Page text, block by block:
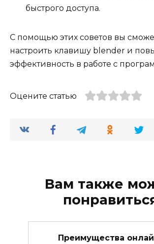
быстрого доступа.
С помощью этих советов вы
настроить клавишу blender и
эффективность в работе с
Оцените статью
Вам также
Преимущества